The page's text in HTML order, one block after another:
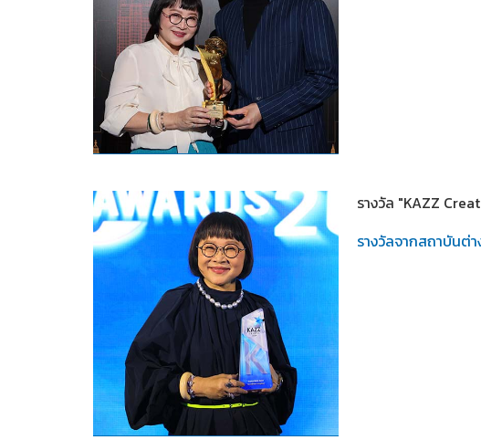
รางวัล "KAZZ
รางวัลจากสถาบันต่า